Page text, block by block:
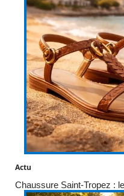
Actu
Chaussure Saint-Tropez :